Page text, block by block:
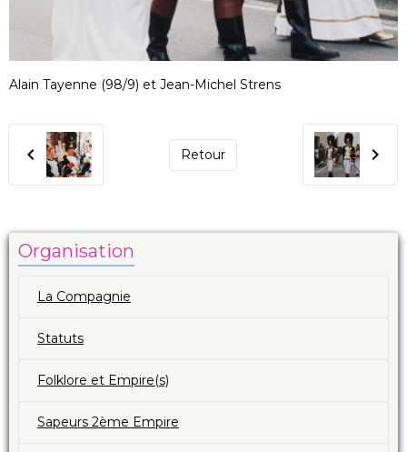
Alain Tayenne (98/9) et Jean-Michel Strens
Retour
Organisation
La Compagnie
Statuts
Folklore et Empire(s)
Sapeurs 2ème Empire